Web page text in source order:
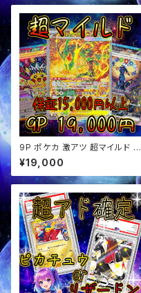
9P ポケカ 激アツ 超マイルド オ
リパ
¥19,000